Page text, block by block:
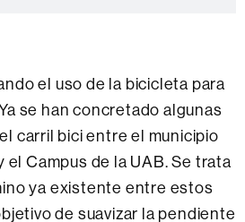
el uso de la bicicleta para
se han concretado algunas
carril bici entre el municipio
el Campus de la UAB. Se trata
ya existente entre estos
de suavizar la pendiente